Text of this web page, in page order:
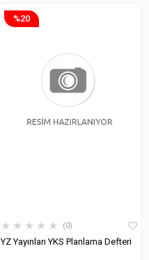
★ ★ ★ ★ ★ 0
YZ Yayınları YKS Planlama Defteri
%20